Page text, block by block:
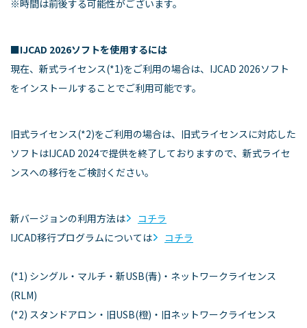
※時間は前後する可能性がございます。
■IJCAD 2026ソフトを使用するには
現在、新式ライセンス(*1)をご利用の場合は、IJCAD 2026ソフト
をインストールすることでご利用可能です。
旧式ライセンス(*2)をご利用の場合は、旧式ライセンスに対応した
ソフトはIJCAD 2024で提供を終了しておりますので、新式ライセ
ンスへの移行をご検討ください。
新バージョンの利用方法は
コチラ
IJCAD移行プログラムについては
コチラ
(*1) シングル・マルチ・新USB(青)・ネットワークライセンス
(RLM)
(*2) スタンドアロン・旧USB(橙)・旧ネットワークライセンス